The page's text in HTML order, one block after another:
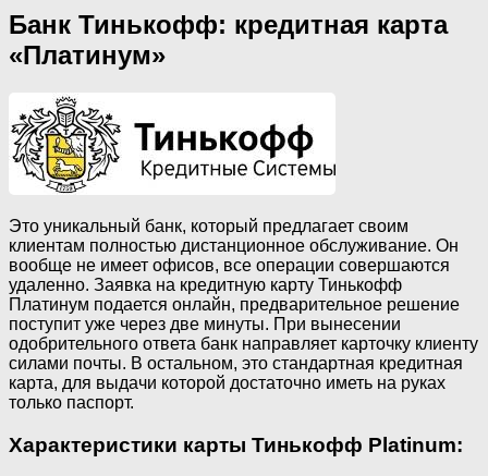
Банк Тинькофф: кредитная карта
«Платинум»
Это уникальный банк, который предлагает своим
клиентам полностью дистанционное обслуживание. Он
вообще не имеет офисов, все операции совершаются
удаленно. Заявка на кредитную карту Тинькофф
Платинум подается онлайн, предварительное решение
поступит уже через две минуты. При вынесении
одобрительного ответа банк направляет карточку клиенту
силами почты. В остальном, это стандартная кредитная
карта, для выдачи которой достаточно иметь на руках
только паспорт.
Характеристики карты Тинькофф Platinum: